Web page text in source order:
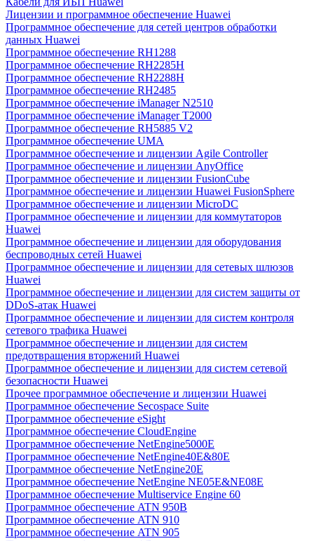
Лицензии и программное обеспечение Huawei
Программное обеспечение для сетей центров обработки
данных Huawei
Программное обеспечение RH1288
Программное обеспечение RH2285H
Программное обеспечение RH2288H
Программное обеспечение RH2485
Программное обеспечение iManager N2510
Программное обеспечение iManager T2000
Программное обеспечение RH5885 V2
Программное обеспечение UMA
Программное обеспечение и лицензии Agile Controller
Программное обеспечение и лицензии AnyOffice
Программное обеспечение и лицензии FusionCube
Программное обеспечение и лицензии Huawei FusionSphere
Программное обеспечение и лицензии MicroDC
Программное обеспечение и лицензии для коммутаторов
Huawei
Программное обеспечение и лицензии для оборудования
беспроводных сетей Huawei
Программное обеспечение и лицензии для сетевых шлюзов
Huawei
Программное обеспечение и лицензии для систем защиты от
DDoS-атак Huawei
Программное обеспечение и лицензии для систем контроля
сетевого трафика Huawei
Программное обеспечение и лицензии для систем
предотвращения вторжений Huawei
Программное обеспечение и лицензии для систем сетевой
безопасности Huawei
Прочее программное обеспечение и лицензии Huawei
Программное обеспечение Secospace Suite
Программное обеспечение eSight
Программное обеспечение CloudEngine
Программное обеспечение NetEngine5000E
Программное обеспечение NetEngine40E&80E
Программное обеспечение NetEngine20E
Программное обеспечение NetEngine NE05E&NE08E
Программное обеспечение Multiservice Engine 60
Программное обеспечение ATN 950B
Программное обеспечение ATN 910
Программное обеспечение ATN 905